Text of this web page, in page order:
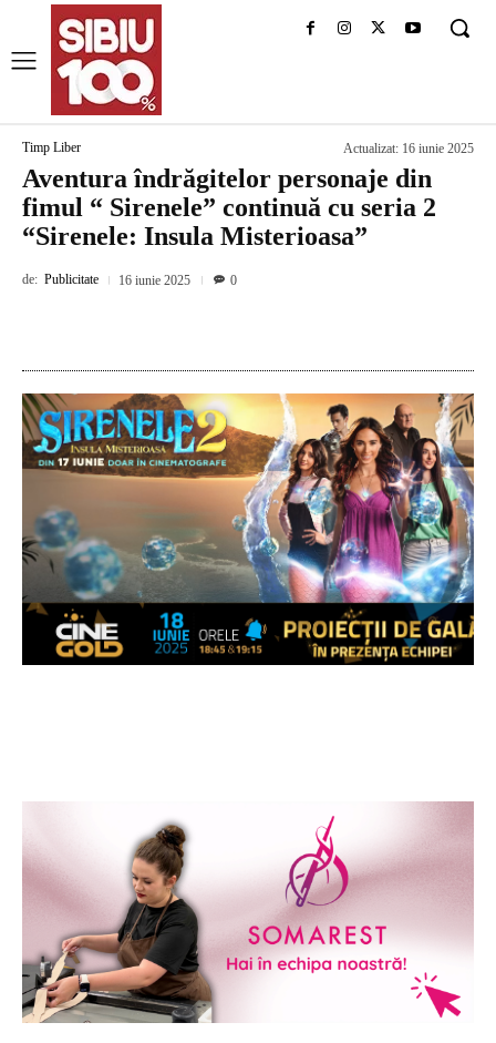
Timp Liber Actualizat: 16 iunie 2025
Aventura îndrăgitelor personaje din
fimul “ Sirenele” continuă cu seria 2
“Sirenele: Insula Misterioasa”
de: Publicitate 16 iunie 2025 0